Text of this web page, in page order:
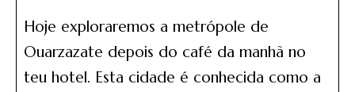
Hoje exploraremos a metrópole de
Ouarzazate depois do café da manhã no
teu hotel. Esta cidade é conhecida como a